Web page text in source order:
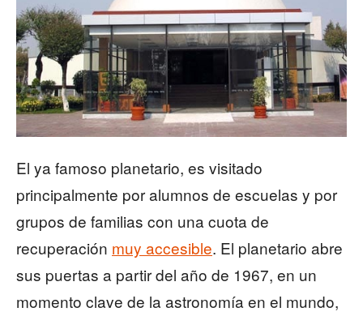
El ya famoso planetario, es visitado
principalmente por alumnos de escuelas y por
grupos de familias con una cuota de
recuperación muy accesible. El planetario abre
sus puertas a partir del año de 1967, en un
momento clave de la astronomía en el mundo,